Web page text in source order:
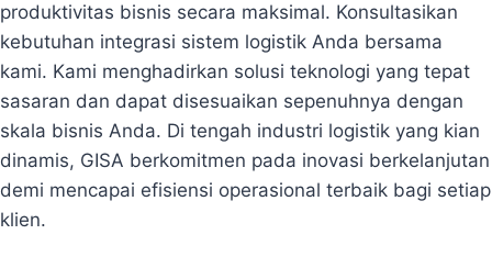
produktivitas bisnis secara maksimal. Konsultasikan
kebutuhan integrasi sistem logistik Anda bersama
kami. Kami menghadirkan solusi teknologi yang tepat
sasaran dan dapat disesuaikan sepenuhnya dengan
skala bisnis Anda. Di tengah industri logistik yang kian
dinamis, GISA berkomitmen pada inovasi berkelanjutan
demi mencapai efisiensi operasional terbaik bagi setiap
klien.